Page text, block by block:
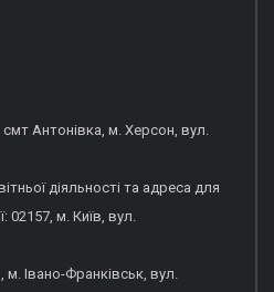
Антонівка, м. Херсон, вул.
діяльності та адреса для
02157, м. Київ, вул.
Івано-Франківськ, вул.